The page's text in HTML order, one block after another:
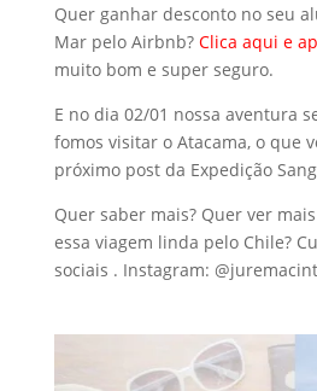
Quer ganhar desconto no seu
Mar pelo Airbnb? Clica aqui e
muito bom e super seguro.
E no dia 02/01 nossa aventura
fomos visitar o Atacama, o que
próximo post da Expedição
Quer saber mais? Quer ver
essa viagem linda pelo Chile?
sociais . Instagram: